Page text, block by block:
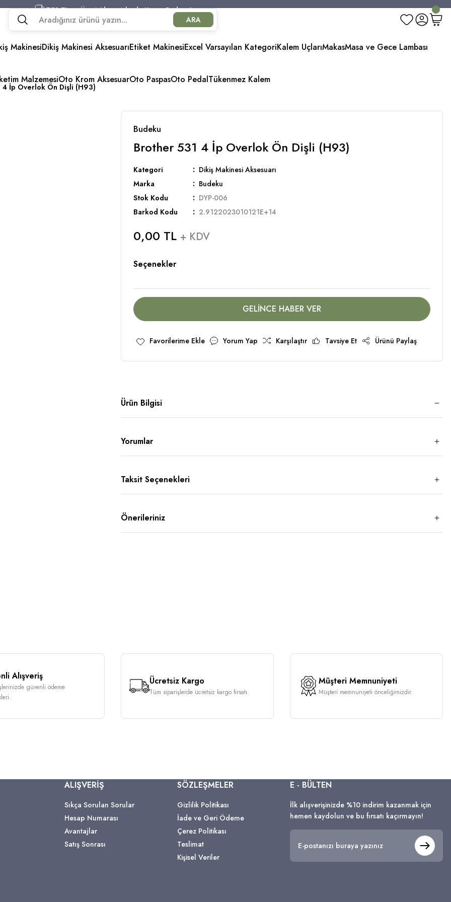
750 TL ve Üzeri Alışverişlerde Kargo Bedava!
750 TL ve Üzeri Alışverişlerde Kargo Bedava!
750 TL ve Üzeri Alışverişlerde Kargo Bedava!
750 TL ve Üzeri Alışverişlerde Kargo Bedava!
ARA
MakinesiDikiş Makinesi AksesuarıEtiket MakinesiExcel Varsayılan KategoriKalem UçlarıMakasMasa ve Gece Lambası
MalzemesiOto Krom AksesuarOto PaspasOto PedalTükenmez Kalem
4 İp Overlok Ön Dişli (H93)
Budeku
Brother 531 4 İp Overlok Ön Dişli (H93)
Kategori
Dikiş Makinesi Aksesuarı
Marka
Budeku
Stok Kodu
DYP-006
Barkod Kodu
2.9122023010121E+14
0,00 TL + KDV
Seçenekler
GELİNCE HABER VER
Yorum Yap Karşılaştır Tavsiye Et Ürünü Paylaş
Ürün Bilgisi
Yorumlar
Taksit Seçenekleri
Önerileriniz
Alışveriş
güvenli ödeme
Ücretsiz Kargo
Tüm siparişlerde ücretsiz kargo fırsatı.
Müşteri Memnuniyeti
Müşteri memnuniyeti önceliğimizdir.
ALIŞVERİŞ
Sıkça Sorulan Sorular
Hesap Numarası
Avantajlar
Satış Sonrası
SÖZLEŞMELER
Gizlilik Politikası
İade ve Geri Ödeme
Çerez Politikası
Teslimat
Kişisel Veriler
E - BÜLTEN
İlk alışverişinizde %10 indirim kazanmak için
hemen kaydolun ve bu fırsatı kaçırmayın!